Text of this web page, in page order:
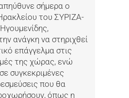
σήμερα ο
του ΣΥΡΙΖΑ-
ανάγκη να στηριχθεί
επάγγελμα στις
της χώρας, ενώ
συγκεκριμένες
που θα
όπως η